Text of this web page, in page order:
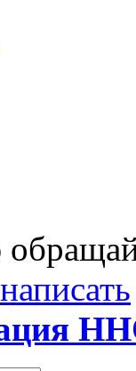
написать